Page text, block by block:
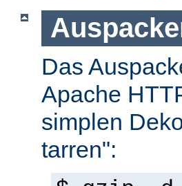
Das
Apache
simplen
tarren":